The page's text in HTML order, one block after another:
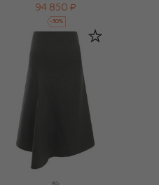
94 850 ₽
-30%